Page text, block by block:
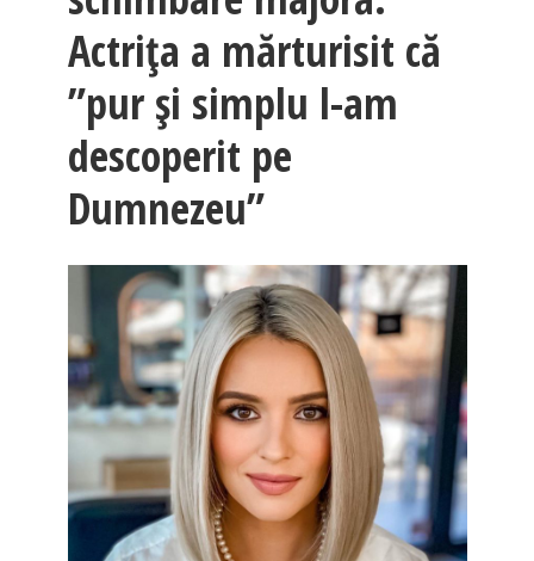
Actrița a mărturisit că
”pur și simplu l-am
descoperit pe
Dumnezeu”